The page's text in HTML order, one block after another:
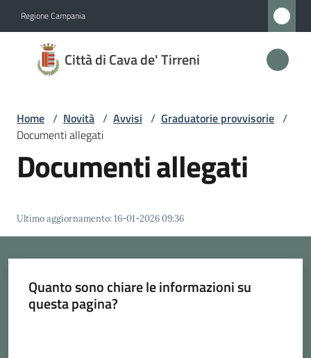
Regione Campania
Città di Cava de' Tirreni
Città
di
de'
Tirreni
Vivere
Home / Novità / Avvisi / Graduatorie provvisorie /
Documenti allegati
Documenti allegati
Ultimo aggiornamento:16-01-2026 09:36
Quanto sono chiare le informazioni su
questa pagina?